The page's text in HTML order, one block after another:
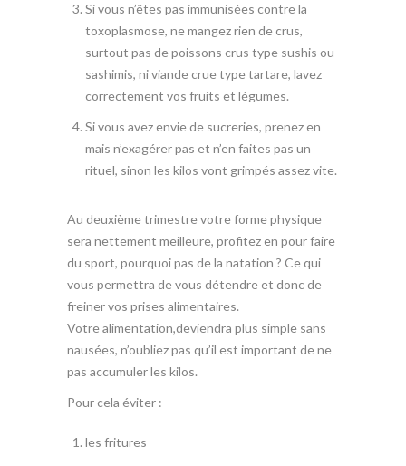
Si vous n’êtes pas immunisées contre la
toxoplasmose, ne mangez rien de crus,
surtout pas de poissons crus type sushis ou
sashimis, ni viande crue type tartare, lavez
correctement vos fruits et légumes.
Si vous avez envie de sucreries, prenez en
mais n’exagérer pas et n’en faites pas un
rituel, sinon les kilos vont grimpés assez vite.
Au deuxième trimestre votre forme physique
sera nettement meilleure, profitez en pour faire
du sport, pourquoi pas de la natation ? Ce qui
vous permettra de vous détendre et donc de
freiner vos prises alimentaires.
Votre alimentation,deviendra plus simple sans
nausées, n’oubliez pas qu’il est important de ne
pas accumuler les kilos.
Pour cela éviter :
les fritures